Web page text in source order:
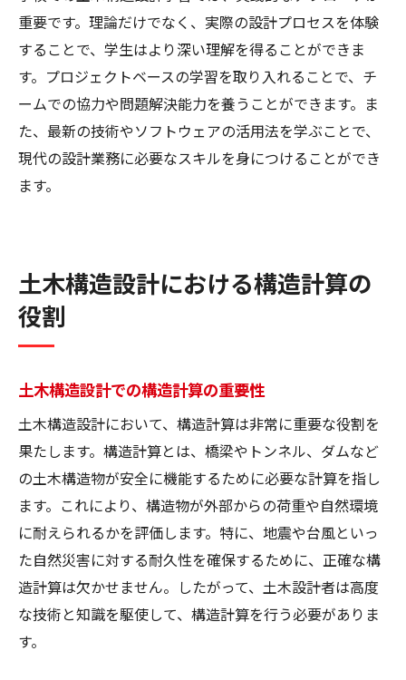
重要です。理論だけでなく、実際の設計プロセスを体験
することで、学生はより深い理解を得ることができま
す。プロジェクトベースの学習を取り入れることで、チ
ームでの協力や問題解決能力を養うことができます。ま
た、最新の技術やソフトウェアの活用法を学ぶことで、
現代の設計業務に必要なスキルを身につけることができ
ます。
土木構造設計における構造計算の
役割
土木構造設計での構造計算の重要性
土木構造設計において、構造計算は非常に重要な役割を
果たします。構造計算とは、橋梁やトンネル、ダムなど
の土木構造物が安全に機能するために必要な計算を指し
ます。これにより、構造物が外部からの荷重や自然環境
に耐えられるかを評価します。特に、地震や台風といっ
た自然災害に対する耐久性を確保するために、正確な構
造計算は欠かせません。したがって、土木設計者は高度
な技術と知識を駆使して、構造計算を行う必要がありま
す。